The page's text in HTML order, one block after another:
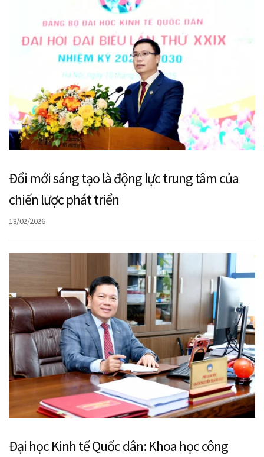
Đổi mới sáng tạo là động lực trung tâm của
chiến lược phát triển
18/02/2026
Đại học Kinh tế Quốc dân: Khoa học công